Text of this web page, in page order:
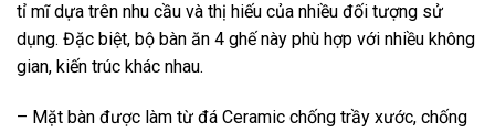
tỉ mĩ dựa trên nhu cầu và thị hiếu của nhiều đối tượng sử
dụng. Đặc biệt, bộ bàn ăn 4 ghế này phù hợp với nhiều không
gian, kiến trúc khác nhau.
– Mặt bàn được làm từ đá Ceramic chống trầy xước, chống